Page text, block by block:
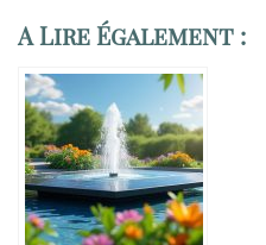
A Lire Également :